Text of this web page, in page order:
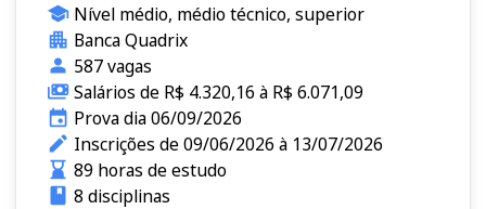
Nível médio, médio técnico, superior
Banca Quadrix
587 vagas
Salários de R$ 4.320,16 à R$ 6.071,09
Prova dia 06/09/2026
Inscrições de 09/06/2026 à 13/07/2026
89 horas de estudo
8 disciplinas